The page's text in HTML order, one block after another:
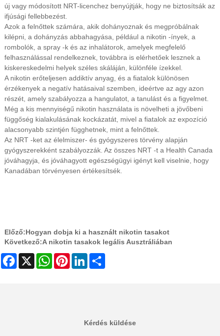
új vagy módosított NRT-licenchez benyújtják, hogy ne biztosítsák az
ifjúsági fellebbezést.
Azok a felnőttek számára, akik dohányoznak és megpróbálnak
kilépni, a dohányzás abbahagyása, például a nikotin -ínyek, a
rombolók, a spray -k és az inhalátorok, amelyek megfelelő
felhasználással rendelkeznek, továbbra is elérhetőek lesznek a
kiskereskedelmi helyek széles skáláján, különféle ízekkel.
A nikotin erőteljesen addiktív anyag, és a fiatalok különösen
érzékenyek a negatív hatásaival szemben, ideértve az agy azon
részét, amely szabályozza a hangulatot, a tanulást és a figyelmet.
Még a kis mennyiségű nikotin használata is növelheti a jövőbeni
függőség kialakulásának kockázatát, mivel a fiatalok az expozíció
alacsonyabb szintjén függhetnek, mint a felnőttek.
Az NRT -ket az élelmiszer- és gyógyszeres törvény alapján
gyógyszerekként szabályozzák. Az összes NRT -t a Health Canada
jóváhagyja, és jóváhagyott egészségügyi igényt kell viselnie, hogy
Kanadában törvényesen értékesítsék.
Előző:Hogyan dobja ki a használt nikotin tasakot
Következő:A nikotin tasakok legális Ausztráliában
Facebook WhatsAppPinterestLinkedIn
Kérdés küldése